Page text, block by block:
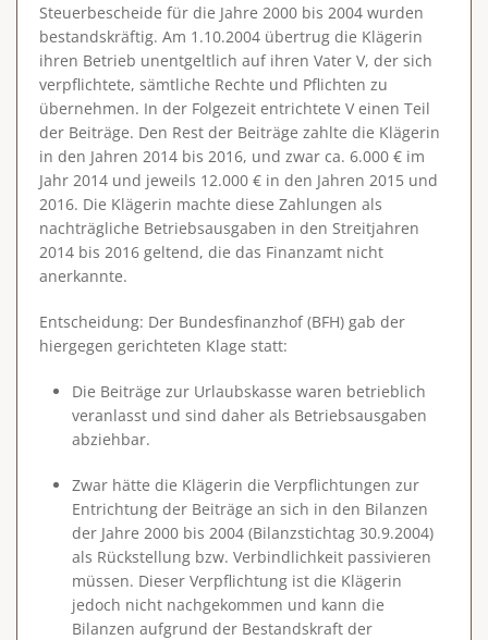
Steuerbescheide für die Jahre 2000 bis 2004 wurden
bestandskräftig. Am 1.10.2004 übertrug die Klägerin
ihren Betrieb unentgeltlich auf ihren Vater V, der sich
verpflichtete, sämtliche Rechte und Pflichten zu
übernehmen. In der Folgezeit entrichtete V einen Teil
der Beiträge. Den Rest der Beiträge zahlte die Klägerin
in den Jahren 2014 bis 2016, und zwar ca. 6.000 € im
Jahr 2014 und jeweils 12.000 € in den Jahren 2015 und
2016. Die Klägerin machte diese Zahlungen als
nachträgliche Betriebsausgaben in den Streitjahren
2014 bis 2016 geltend, die das Finanzamt nicht
anerkannte.
Entscheidung: Der Bundesfinanzhof (BFH) gab der
hiergegen gerichteten Klage statt:
Die Beiträge zur Urlaubskasse waren betrieblich
veranlasst und sind daher als Betriebsausgaben
abziehbar.
Zwar hätte die Klägerin die Verpflichtungen zur
Entrichtung der Beiträge an sich in den Bilanzen
der Jahre 2000 bis 2004 (Bilanzstichtag 30.9.2004)
als Rückstellung bzw. Verbindlichkeit passivieren
müssen. Dieser Verpflichtung ist die Klägerin
jedoch nicht nachgekommen und kann die
Bilanzen aufgrund der Bestandskraft der